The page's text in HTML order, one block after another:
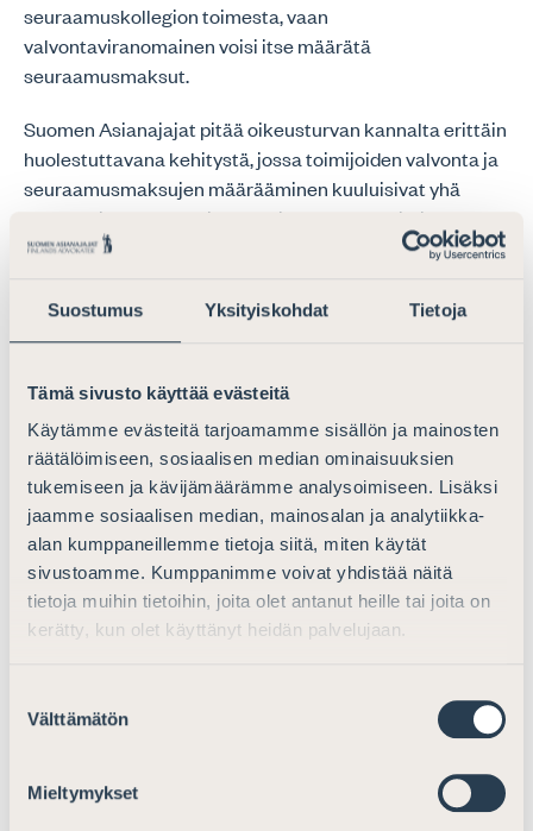
Suostumus Yksityiskohdat Tietoja
Tämä sivusto käyttää evästeitä
Käytämme evästeitä tarjoamamme sisällön ja mainosten
räätälöimiseen, sosiaalisen median ominaisuuksien
tukemiseen ja kävijämäärämme analysoimiseen. Lisäksi
jaamme sosiaalisen median, mainosalan ja analytiikka-
alan kumppaneillemme tietoja siitä, miten käytät
sivustoamme. Kumppanimme voivat yhdistää näitä
tietoja muihin tietoihin, joita olet antanut heille tai joita on
kerätty, kun olet käyttänyt heidän palvelujaan.
valinta
Välttämätön
Mieltymykset
seuraamuskollegion toimesta, vaan
valvontaviranomainen voisi itse määrätä
seuraamusmaksut.
Suomen Asianajajat pitää oikeusturvan kannalta erittäin
huolestuttavana kehitystä, jossa toimijoiden valvonta ja
seuraamusmaksujen määrääminen kuuluisivat yhä
useammin valvovan viranomaisen omaan toimivaltaan
eikä erilliselle seuraamuskollegioille (saati
viranomaiselle ei tulisi lähtökohtaisesti antaa
tuomiovallan piiriin kuuluvia oikeuksia.
mahdollisimman riippumaton seuraamuskollegio, jossa
toimivalta hallinnollisen sakon määräämisessä kuuluu
hallintoasiaa aiemmassa vaiheessa käsitelleestä
esittelevästä virkamiehestä erilliselle monijäseniselle
toimielimelle, on osapuolten oikeusturvaa Suomen
perustuslain edellyttämällä tavalla paremmin turvaava
vaihtoehto. Lisäksi on tärkeää, että seuraamuskollegion
riippumattomuuden vaatimus turvataan asian
jatkovalmistelun yhteydessä.
(Lausuntopyyntö yleisen tietosuoja-asetuksen
täytäntöönpanotyöryhmän (TATTI) mietinnöstä ja
uudeksi tietosuojalaiksi, Asia: 1/41/2016, 8.9.2017),